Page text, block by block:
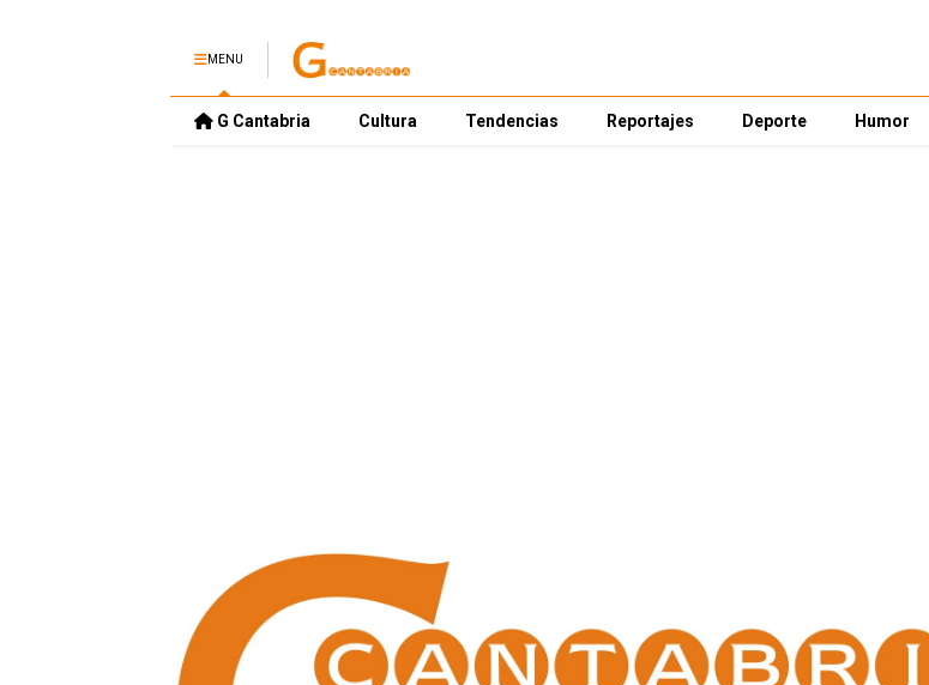
MENU
G Cantabria Cultura Tendencias Reportajes Deporte Humor